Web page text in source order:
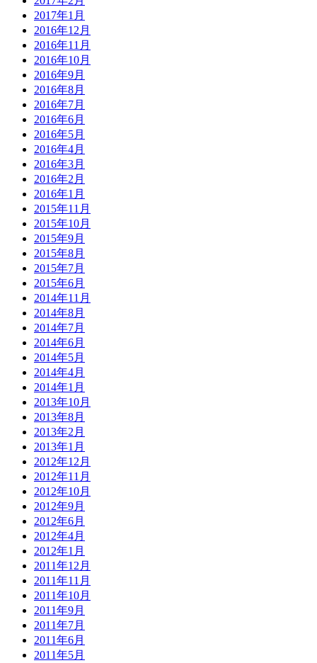
2017年1月
2016年12月
2016年11月
2016年10月
2016年9月
2016年8月
2016年7月
2016年6月
2016年5月
2016年4月
2016年3月
2016年2月
2016年1月
2015年11月
2015年10月
2015年9月
2015年8月
2015年7月
2015年6月
2014年11月
2014年8月
2014年7月
2014年6月
2014年5月
2014年4月
2014年1月
2013年10月
2013年8月
2013年2月
2013年1月
2012年12月
2012年11月
2012年10月
2012年9月
2012年6月
2012年4月
2012年1月
2011年12月
2011年11月
2011年10月
2011年9月
2011年7月
2011年6月
2011年5月